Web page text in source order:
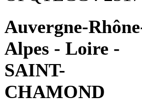
Auvergne-
Alpes - Loire -
SAINT-
CHAMOND